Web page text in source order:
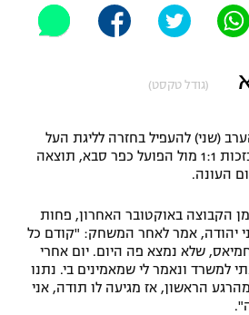
פודקאסט
בפרסים
"מרלן"
(גודל טקסט)
(שני) להעפיל בחזרה לליגת העל
לאחר 13 שנה בלאומית, בזכות 1:1 מול הפועל כפר סבא, תוצאה
העונה.
הקבוצה באוקטובר האחרון, פחות
יהודה, אמר לאחר המשחק: "קודם כל
שלא נמצא פה היום. יום אחרי
למשרד ונאמר לי שמאמינים בי. נתנו
הראשון, אז מגיעה לו תודה, אני